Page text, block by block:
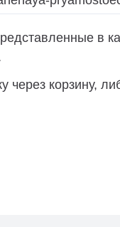
в
через корзину,